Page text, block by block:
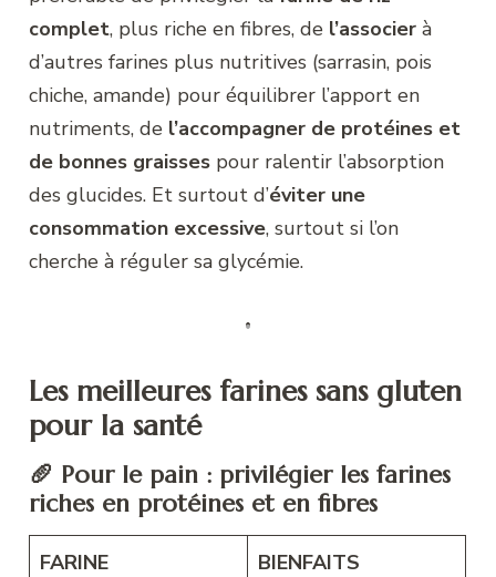
complet, plus riche en fibres, de l’associer à
d’autres farines plus nutritives (sarrasin, pois
chiche, amande) pour équilibrer l’apport en
nutriments, de l’accompagner de protéines et
de bonnes graisses pour ralentir l’absorption
des glucides. Et surtout d’éviter une
consommation excessive, surtout si l’on
cherche à réguler sa glycémie.
Les meilleures farines sans gluten
pour la santé
🥖 Pour le pain : privilégier les farines
riches en protéines et en fibres
FARINE BIENFAITS